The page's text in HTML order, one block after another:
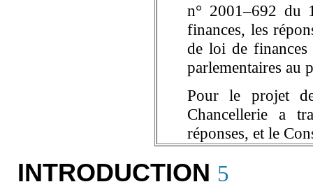
n° 2001–692 du
finances, les
de loi de
parlementaires au
Pour le projet
Chancellerie a
réponses, et le
INTRODUCTION 5